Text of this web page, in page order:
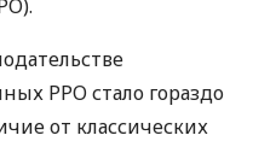
РРО стало гораздо
от классических